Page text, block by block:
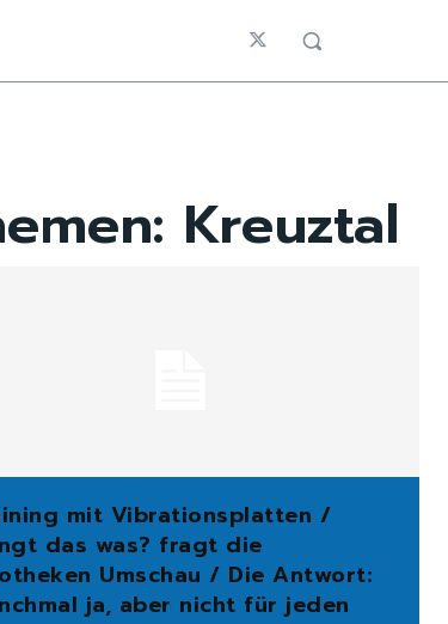
Kreuztal
mit Vibrationsplatten /
das was? fragt die
Umschau / Die Antwort:
ja, aber nicht für jeden